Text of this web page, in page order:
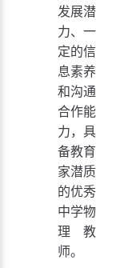
发展潜
力、一
定的信
息素养
和沟通
合作能
力，具
备教育
家潜质
的优秀
中学物
理教
师。